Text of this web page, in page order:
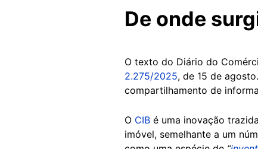
De onde
O texto do Diário do
2.275/2025, de 15 de
compartilhamento de
O CIB é uma inovação
imóvel, semelhante a um